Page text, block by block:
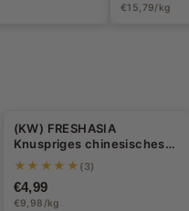
€15,79/kg
(KW) FRESHASIA
Knuspriges chinesisches
Blätterteigbrot für Rou Jia
Mo (5 Stück) 500g
★★★★★ (3)
€4,99
€9,98/kg